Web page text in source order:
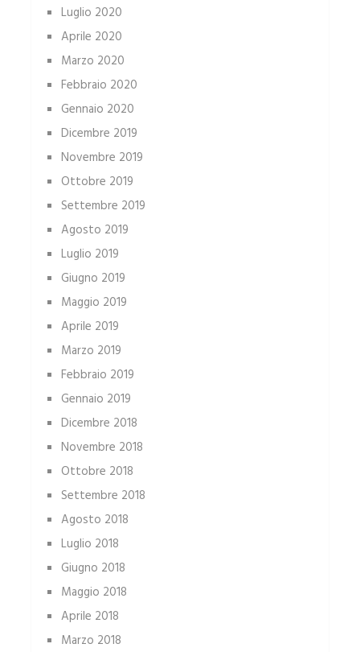
Luglio 2020
Aprile 2020
Marzo 2020
Febbraio 2020
Gennaio 2020
Dicembre 2019
Novembre 2019
Ottobre 2019
Settembre 2019
Agosto 2019
Luglio 2019
Giugno 2019
Maggio 2019
Aprile 2019
Marzo 2019
Febbraio 2019
Gennaio 2019
Dicembre 2018
Novembre 2018
Ottobre 2018
Settembre 2018
Agosto 2018
Luglio 2018
Giugno 2018
Maggio 2018
Aprile 2018
Marzo 2018